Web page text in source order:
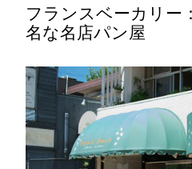
フランスベーカリー
名な名店パン屋